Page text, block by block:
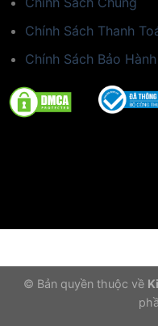
Chính Sách Thanh
Chính Sách Bảo Hành
© Bản quyền thuộc về